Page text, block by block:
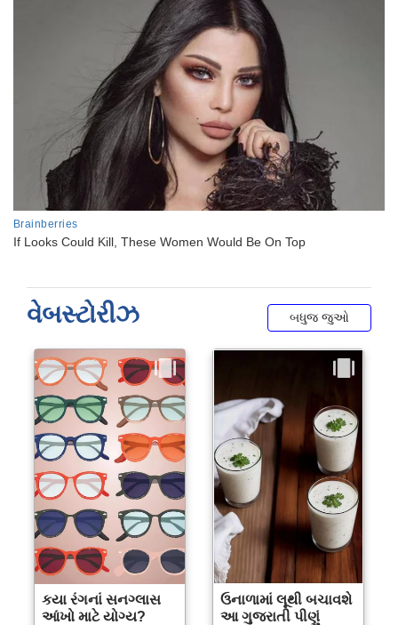
વેબસ્ટોરીઝ બધુજ જુઓ
કયા રંગનાં સનગ્લાસ
આંખો માટે યોગ્ય?
ઉનાળામાં લૂથી બચાવશે
આ ગુજરાતી પીણું